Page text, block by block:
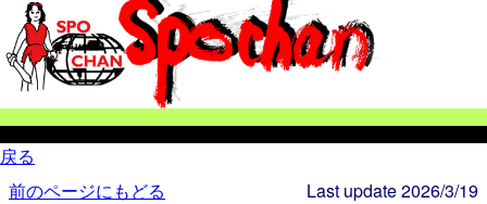
戻る
Last update 2026/3/19
前のページにもどる